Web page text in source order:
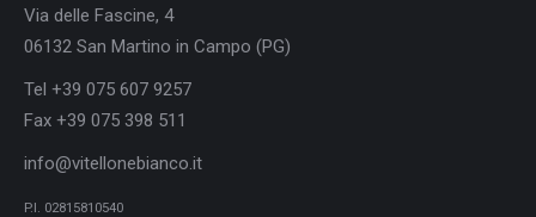
Via delle Fascine, 4
06132 San Martino in Campo (PG)
Tel +39 075 607 9257
Fax +39 075 398 511
info@vitellonebianco.it
P.I. 02815810540